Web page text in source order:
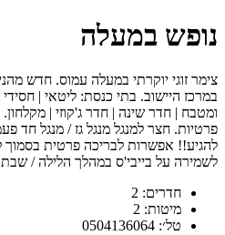
נופש במעלה
צימר זוגי יוקרתי במעלה עמוס. חדש
במרכז היישוב. בתי כנסת: ליטאי |
ומטבח | חדר שינה | חדר ג'קוזי | מקלחון.
פרטיות. חצר למנגל מנגל גז / מנגל חד
להגיע!! אפשרות לבריכה פרטית
לשמירה על בייבי'ס במהלך הלילה / שבת מחיר:
חדרים: 2
מיטות: 2
טל׳: 0504136064